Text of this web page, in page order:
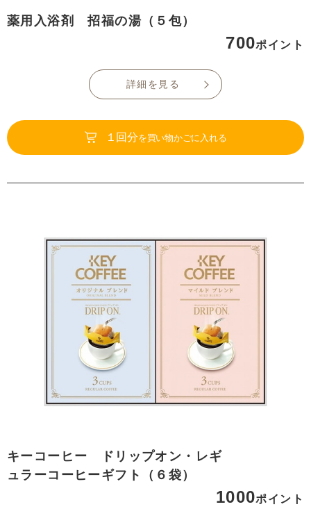
薬用入浴剤 招福の湯（５包）
700ポイント
詳細を見る
１回分を買い物かごに入れる
キーコーヒー ドリップオン・レギ
ュラーコーヒーギフト（６袋）
1000ポイント